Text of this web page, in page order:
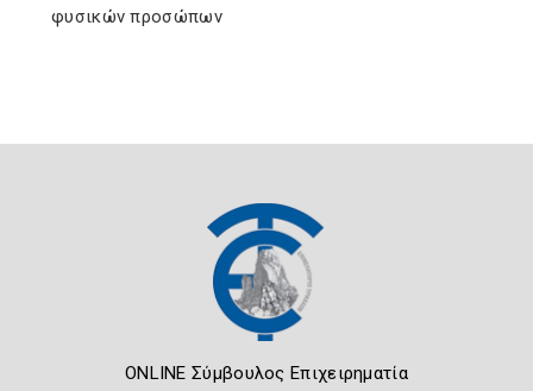
φυσικών προσώπων
ONLINE Σύμβουλος Επιχειρηματία